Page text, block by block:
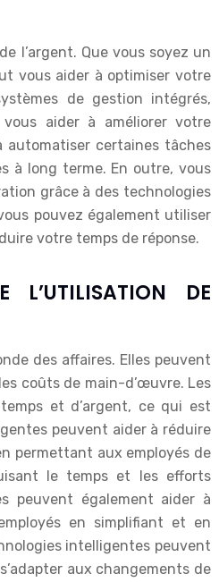
l’argent. Que vous soyez un
vous aider à optimiser votre
de gestion intégrés,
aider à améliorer votre
automatiser certaines tâches
à long terme. En outre, vous
grâce à des technologies
pouvez également utiliser
votre temps de réponse.
L’UTILISATION DE
des affaires. Elles peuvent
coûts de main-d’œuvre. Les
et d’argent, ce qui est
peuvent aider à réduire
permettant aux employés de
le temps et les efforts
peuvent également aider à
en simplifiant et en
intelligentes peuvent
aux changements de